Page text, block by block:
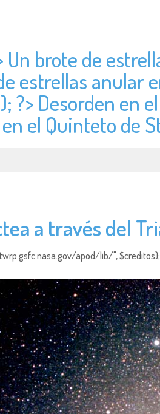
brote de
estrellas anular
?> Desorden en
el Quinteto de
a través del
apod/lib/",